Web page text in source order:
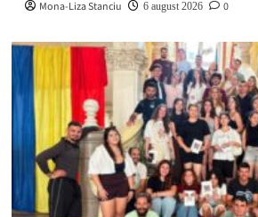
Mona-Liza Stanciu
6 august 2026 0